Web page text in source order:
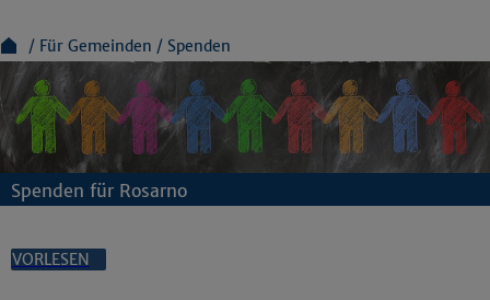
Für Gemeinden Spenden
Spenden für Rosarno
VORLESEN